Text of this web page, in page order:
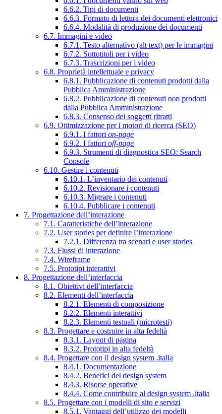
6.6.2. Tipi di documenti
6.6.3. Formato di lettura dei documenti elettronici
6.6.4. Modalità di produzione dei documenti
6.7. Immagini e video
6.7.1. Testo alternativo (alt text) per le immagini
6.7.2. Sottotitoli per i video
6.7.3. Trascrizioni per i video
6.8. Proprietà intellettuale e privacy
6.8.1. Pubblicazione di contenuti prodotti dalla
Pubblica Amministrazione
6.8.2. Pubblicazione di contenuti non prodotti
dalla Pubblica Amministrazione
6.8.3. Consenso dei soggetti ritratti
6.9. Ottimizzazione per i motori di ricerca (SEO)
6.9.1. I fattori on-page
6.9.2. I fattori off-page
6.9.3. Strumenti di diagnostica SEO: Search
Console
6.10. Gestire i contenuti
6.10.1. L’inventario dei contenuti
6.10.2. Revisionare i contenuti
6.10.3. Migrare i contenuti
6.10.4. Pubblicare i contenuti
7. Progettazione dell’interazione
7.1. Caratteristiche dell’interazione
7.2. User stories per definire l’interazione
7.2.1. Differenza tra scenari e user stories
7.3. Flussi di interazione
7.4. Wireframe
7.5. Prototipi interattivi
8. Progettazione dell’interfaccia
8.1. Obiettivi dell’interfaccia
8.2. Elementi dell’interfaccia
8.2.1. Elementi di composizione
8.2.2. Elementi interattivi
8.2.3. Elementi testuali (microtesti)
8.3. Progettare e costruire in alta fedeltà
8.3.1. Layout di pagina
8.3.2. Prototipi in alta fedeltà
8.4. Progettare con il design system .italia
8.4.1. Documentazione
8.4.2. Benefici del design system
8.4.3. Risorse operative
8.4.4. Come contribuire al design system .italia
8.5. Progettare con i modelli di sito e servizi
8.5.1. Vantaggi dell’utilizzo dei modelli